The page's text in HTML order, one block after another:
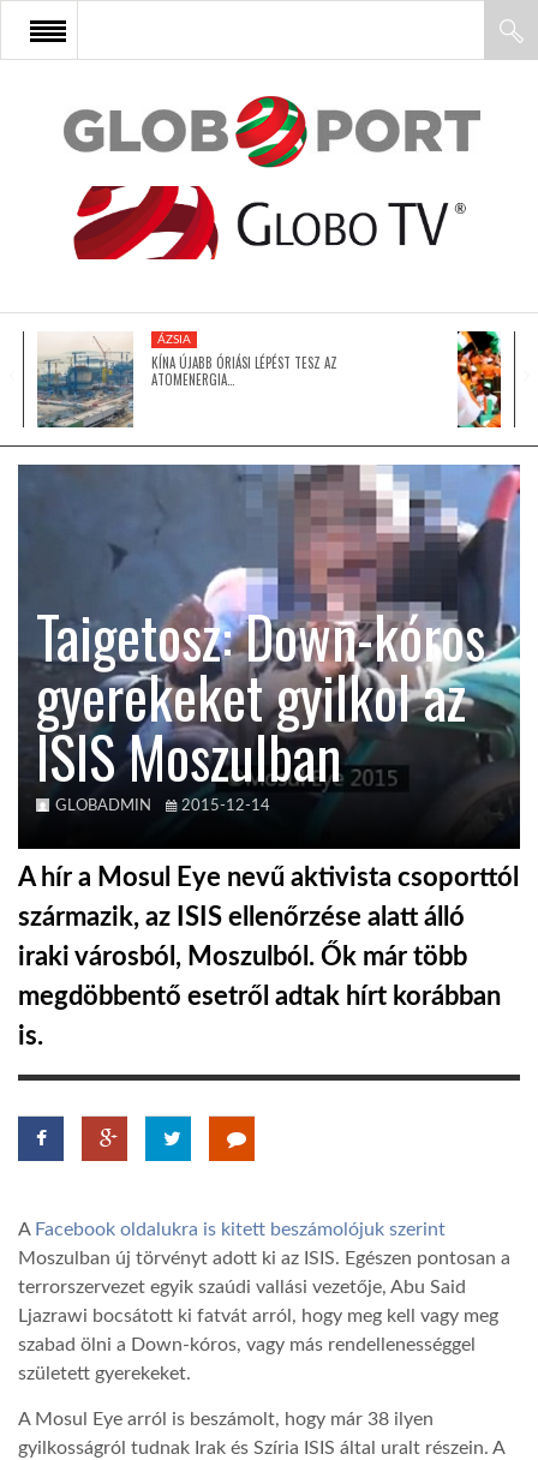
FŐOLDAL
AFRIKA
ÁZSIA
AUSZTRÁLIA
A VILÁG ITTHON
HÍR3D
TROPICALMAGAZIN
AFRIKA TUDÁSTÁR
LINKTR.EE
ÁZSIA
KÍNA ÚJABB ÓRIÁSI LÉPÉST TESZ AZ
ATOMENERGIA…
Taigetosz: Down-kóros
gyerekeket gyilkol az
ISIS Moszulban
GLOBADMIN 2015-12-14
A hír a Mosul Eye nevű aktivista csoporttól
származik, az ISIS ellenőrzése alatt álló
iraki városból, Moszulból. Ők már több
megdöbbentő esetről adtak hírt korábban
is.
A Facebook oldalukra is kitett beszámolójuk szerint
Moszulban új törvényt adott ki az ISIS. Egészen pontosan a
terrorszervezet egyik szaúdi vallási vezetője, Abu Said
Ljazrawi bocsátott ki fatvát arról, hogy meg kell vagy meg
szabad ölni a Down-kóros, vagy más rendellenességgel
született gyerekeket.
A Mosul Eye arról is beszámolt, hogy már 38 ilyen
gyilkosságról tudnak Irak és Szíria ISIS által uralt részein. A